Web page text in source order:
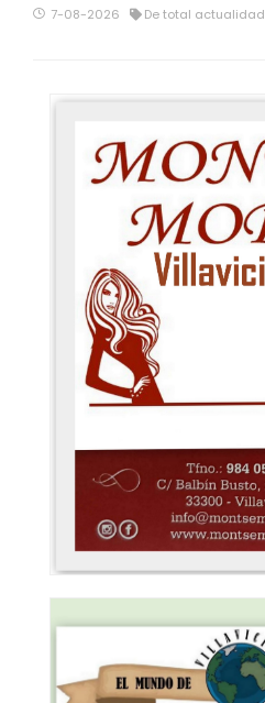
7-08-2026 De total actualidad